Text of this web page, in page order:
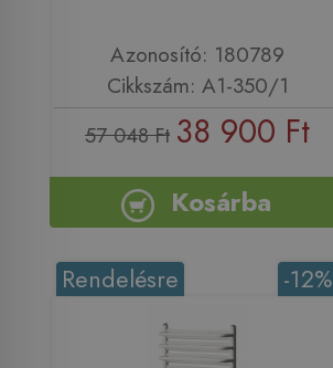
Azonosító: 180789
Cikkszám: A1-350/1
57 048 Ft 38 900 Ft
Kosárba
-12%
Rendelésre